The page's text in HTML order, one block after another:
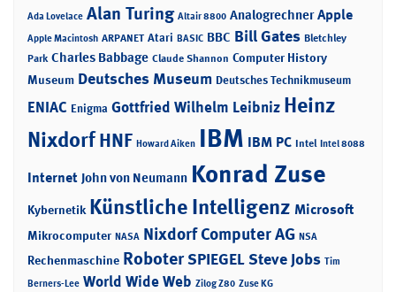
Ada Lovelace Alan Turing Altair 8800 Analogrechner Apple
Apple Macintosh ARPANET Atari BASIC BBC Bill Gates Bletchley
Park Charles Babbage Claude Shannon Computer History
Museum Deutsches Museum Deutsches Technikmuseum
ENIAC Enigma Gottfried Wilhelm Leibniz Heinz
NixdorfHNF Howard Aiken IBM IBM PC Intel Intel 8088
Internet John von Neumann Konrad Zuse
Kybernetik Künstliche Intelligenz Microsoft
Mikrocomputer NASA Nixdorf Computer AG NSA
Rechenmaschine RoboterSPIEGELSteve Jobs Tim
Berners-Lee World Wide Web Zilog Z80 Zuse KG